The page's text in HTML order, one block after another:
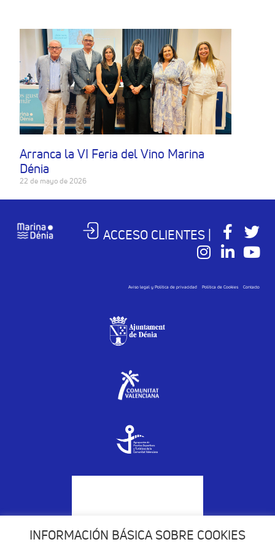
Arranca la VI Feria del Vino Marina
Dénia
22 de mayo de 2026
ACCESO CLIENTES |
Aviso legal y Política de privacidad Política de Cookies Contacto
INFORMACIÓN BÁSICA SOBRE COOKIES